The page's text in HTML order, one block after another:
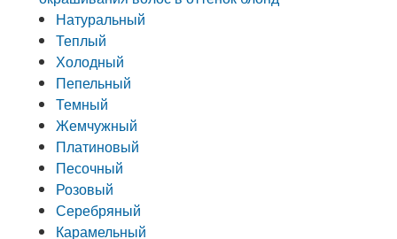
Натуральный
Теплый
Холодный
Пепельный
Темный
Жемчужный
Платиновый
Песочный
Розовый
Серебряный
Карамельный